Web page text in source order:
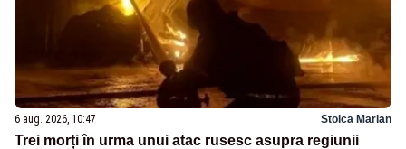
6 aug. 2026, 10:47 Stoica Marian
Trei morți în urma unui atac rusesc asupra regiunii